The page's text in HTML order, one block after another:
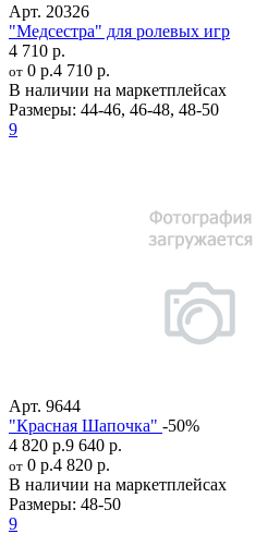
Арт. 20326
"Медсестра" для ролевых игр
4 710 р.
от 0 р.4 710 р.
В наличии на маркетплейсах
Размеры: 44-46, 46-48, 48-50
9
Арт. 9644
"Красная Шапочка" -50%
4 820 р.9 640 р.
от 0 р.4 820 р.
В наличии на маркетплейсах
Размеры: 48-50
9